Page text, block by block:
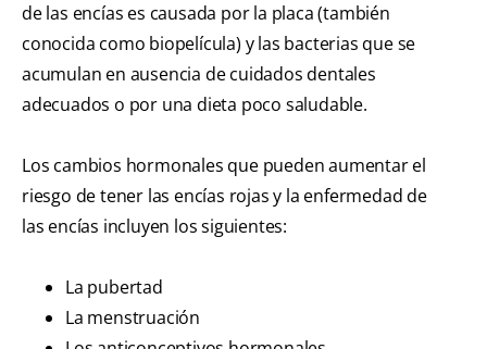
de las encías es causada por la placa (también
conocida como biopelícula) y las bacterias que se
acumulan en ausencia de cuidados dentales
adecuados o por una dieta poco saludable.
Los cambios hormonales que pueden aumentar el
riesgo de tener las encías rojas y la enfermedad de
las encías incluyen los siguientes:
La pubertad
La menstruación